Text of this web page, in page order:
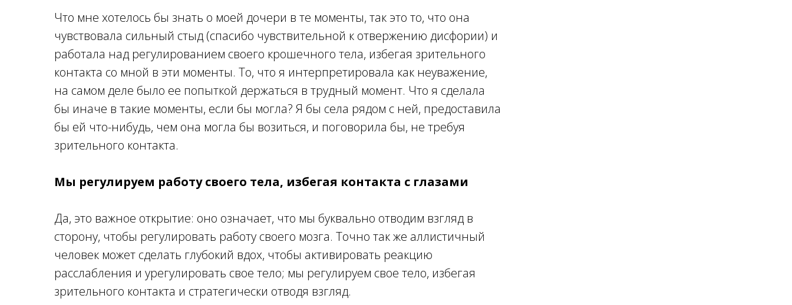
Что мне хотелось бы знать о моей дочери в те моменты, так это то, что она
чувствовала сильный стыд (спасибо чувствительной к отвержению дисфории) и
работала над регулированием своего крошечного тела, избегая зрительного
контакта со мной в эти моменты. То, что я интерпретировала как неуважение,
на самом деле было ее попыткой держаться в трудный момент. Что я сделала
бы иначе в такие моменты, если бы могла? Я бы села рядом с ней, предоставила
бы ей что-нибудь, чем она могла бы возиться, и поговорила бы, не требуя
зрительного контакта.
Мы регулируем работу своего тела, избегая контакта с глазами
Да, это важное открытие: оно означает, что мы буквально отводим взгляд в
сторону, чтобы регулировать работу своего мозга. Точно так же аллистичный
человек может сделать глубокий вдох, чтобы активировать реакцию
расслабления и урегулировать свое тело; мы регулируем свое тело, избегая
зрительного контакта и стратегически отводя взгляд.